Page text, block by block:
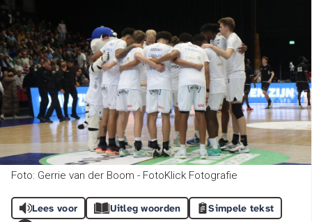
Foto: Gerrie van der Boom - FotoKlick Fotografie
Lees voor Uitleg woorden Simpele tekst